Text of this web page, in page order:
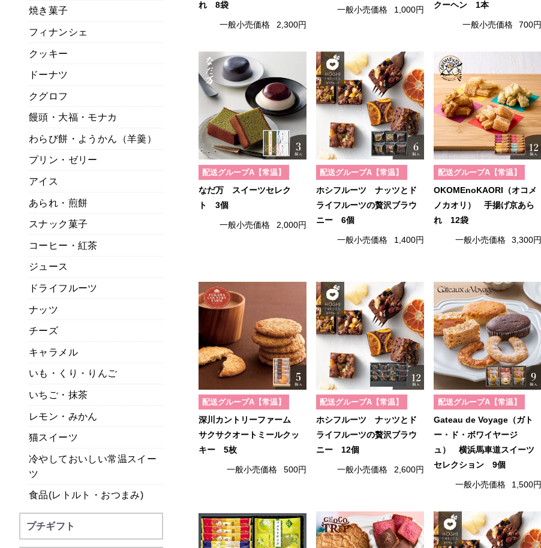
れ 8袋
一般小売価格 2,300円
一般小売価格 1,000円
クーヘン 1本
一般小売価格 700円
配送グループA【常温】
なだ万 スイーツセレク
ト 3個
一般小売価格 2,000円
配送グループA【常温】
ホシフルーツ ナッツとド
ライフルーツの贅沢ブラウ
ニー 6個
一般小売価格 1,400円
配送グループA【常温】
OKOMEnoKAORI（オコメ
ノカオリ） 手揚げ京あら
れ 12袋
一般小売価格 3,300円
配送グループA【常温】
深川カントリーファーム
サクサクオートミールクッ
キー 5枚
一般小売価格 500円
配送グループA【常温】
ホシフルーツ ナッツとド
ライフルーツの贅沢ブラウ
ニー 12個
一般小売価格 2,600円
配送グループA【常温】
Gateau de Voyage（ガト
ー・ド・ボワイヤージ
ュ） 横浜馬車道スイーツ
セレクション 9個
一般小売価格 1,500円
焼き菓子
フィナンシェ
クッキー
ドーナツ
クグロフ
饅頭・大福・モナカ
わらび餅・ようかん（羊羹）
プリン・ゼリー
アイス
あられ・煎餅
スナック菓子
コーヒー・紅茶
ジュース
ドライフルーツ
ナッツ
チーズ
キャラメル
いも・くり・りんご
いちご・抹茶
レモン・みかん
猫スイーツ
冷やしておいしい常温スイー
ツ
食品(レトルト・おつまみ)
プチギフト